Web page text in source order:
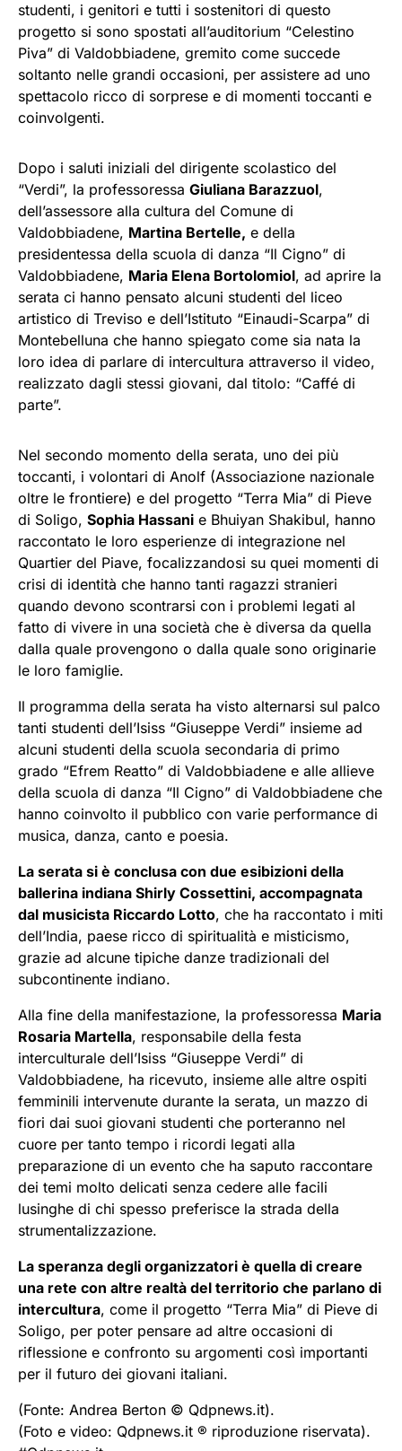
studenti, i genitori e tutti i sostenitori di questo
progetto si sono spostati all’auditorium “Celestino
Piva” di Valdobbiadene, gremito come succede
soltanto nelle grandi occasioni, per assistere ad uno
spettacolo ricco di sorprese e di momenti toccanti e
coinvolgenti.
Dopo i saluti iniziali del dirigente scolastico del
“Verdi”, la professoressa Giuliana Barazzuol,
dell’assessore alla cultura del Comune di
Valdobbiadene, Martina Bertelle, e della
presidentessa della scuola di danza “Il Cigno” di
Valdobbiadene, Maria Elena Bortolomiol, ad aprire la
serata ci hanno pensato alcuni studenti del liceo
artistico di Treviso e dell’Istituto “Einaudi-Scarpa” di
Montebelluna che hanno spiegato come sia nata la
loro idea di parlare di intercultura attraverso il video,
realizzato dagli stessi giovani, dal titolo: “Caffé di
parte”.
Nel secondo momento della serata, uno dei più
toccanti, i volontari di Anolf (Associazione nazionale
oltre le frontiere) e del progetto “Terra Mia” di Pieve
di Soligo, Sophia Hassani e Bhuiyan Shakibul, hanno
raccontato le loro esperienze di integrazione nel
Quartier del Piave, focalizzandosi su quei momenti di
crisi di identità che hanno tanti ragazzi stranieri
quando devono scontrarsi con i problemi legati al
fatto di vivere in una società che è diversa da quella
dalla quale provengono o dalla quale sono originarie
le loro famiglie.
Il programma della serata ha visto alternarsi sul palco
tanti studenti dell’Isiss “Giuseppe Verdi” insieme ad
alcuni studenti della scuola secondaria di primo
grado “Efrem Reatto” di Valdobbiadene e alle allieve
della scuola di danza “Il Cigno” di Valdobbiadene che
hanno coinvolto il pubblico con varie performance di
musica, danza, canto e poesia.
La serata si è conclusa con due esibizioni della
ballerina indiana Shirly Cossettini, accompagnata
dal musicista Riccardo Lotto, che ha raccontato i miti
dell’India, paese ricco di spiritualità e misticismo,
grazie ad alcune tipiche danze tradizionali del
subcontinente indiano.
Alla fine della manifestazione, la professoressa Maria
Rosaria Martella, responsabile della festa
interculturale dell’Isiss “Giuseppe Verdi” di
Valdobbiadene, ha ricevuto, insieme alle altre ospiti
femminili intervenute durante la serata, un mazzo di
fiori dai suoi giovani studenti che porteranno nel
cuore per tanto tempo i ricordi legati alla
preparazione di un evento che ha saputo raccontare
dei temi molto delicati senza cedere alle facili
lusinghe di chi spesso preferisce la strada della
strumentalizzazione.
La speranza degli organizzatori è quella di creare
una rete con altre realtà del territorio che parlano di
intercultura, come il progetto “Terra Mia” di Pieve di
Soligo, per poter pensare ad altre occasioni di
riflessione e confronto su argomenti così importanti
per il futuro dei giovani italiani.
(Fonte: Andrea Berton © Qdpnews.it).
(Foto e video: Qdpnews.it ® riproduzione riservata).